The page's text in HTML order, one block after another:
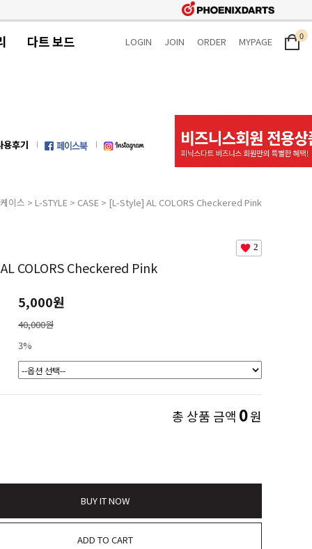
다트 보드 LOGIN JOIN ORDER MYPAGE 0
용후기
이스 > L-STYLE > CASE > [L-Style] AL COLORS Checkered Pink
2
COLORS Checkered Pink
5,000원
40,000원
3%
총 상품 금액 0원
BUY IT NOW
ADD TO CART